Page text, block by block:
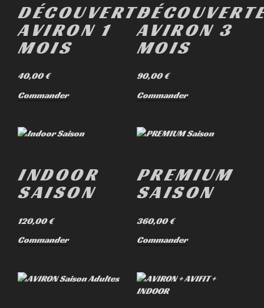
DÉCOUVERTE
AVIRON 1
MOIS
40,00€
Commander
AVIRON 3
MOIS
90,00€
Commander
INDOOR
SAISON
120,00€
Commander
PREMIUM
SAISON
360,00€
Commander